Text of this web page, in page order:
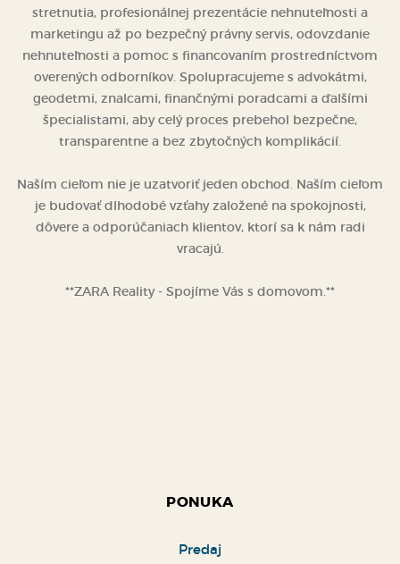
stretnutia, profesionálnej prezentácie nehnuteľnosti a
marketingu až po bezpečný právny servis, odovzdanie
nehnuteľnosti a pomoc s financovaním prostredníctvom
overených odborníkov. Spolupracujeme s advokátmi,
geodetmi, znalcami, finančnými poradcami a ďalšími
špecialistami, aby celý proces prebehol bezpečne,
transparentne a bez zbytočných komplikácií.
Naším cieľom nie je uzatvoriť jeden obchod. Naším cieľom
je budovať dlhodobé vzťahy založené na spokojnosti,
dôvere a odporúčaniach klientov, ktorí sa k nám radi
vracajú.
**ZARA Reality - Spojíme Vás s domovom.**
PONUKA
Predaj